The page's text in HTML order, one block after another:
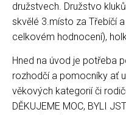
družstvech. Družstvo
skvělé 3.místo za Třebíčí
celkovém hodnocení),
Hned na úvod je potřeba
rozhodčí a pomocníky ať
věkových kategorií či
DĚKUJEME MOC, BYLI